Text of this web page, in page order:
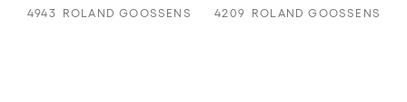
4943 ROLAND GOOSSENS 4209 ROLAND GOOSSENS